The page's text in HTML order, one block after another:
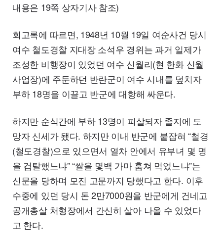
내용은 19쪽 상자기사 참조)
회고록에 따르면, 1948년 10월 19일 여순사건 당시
여수 철도경찰 지대장 소석우 경위는 과거 일제가
조성한 비행장이 있었던 여수 신월리(현 한화 신월
사업장)에 주둔하던 반란군이 여수 시내를 덮치자
부하 18명을 이끌고 반군에 대항해 싸운다.
하지만 순식간에 부하 13명이 피살되자 졸지에 도
망자 신세가 됐다. 하지만 이내 반군에 붙잡혀 “철경
(철도경찰)으로 있으면서 열차 안에서 유부녀 몇 명
을 겁탈했느냐” “쌀을 몇백 가마 훔쳐 먹었느냐”는
신문을 당하며 모진 고문까지 당했다고 한다. 이후
수중에 있던 당시 돈 2만7000원을 반군에게 건네고
공개총살 처형장에서 간신히 살아 나올 수 있었다
고 한다.